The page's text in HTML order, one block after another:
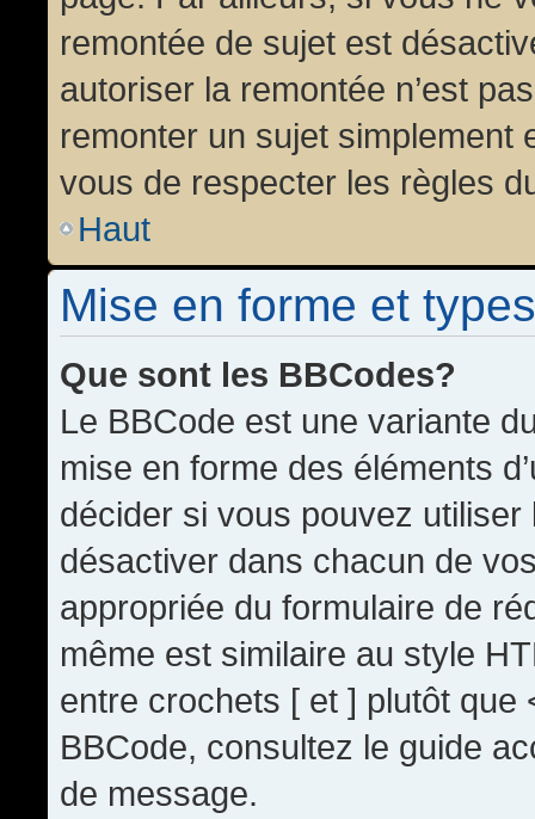
remontée de sujet est
autoriser la remontée n’est
remonter un sujet simplement
vous de respecter les règles
Haut
Mise en forme et
Que sont les BBCodes?
Le BBCode est une variante
mise en forme des éléments
décider si vous pouvez
désactiver dans chacun de
appropriée du formulaire de
même est similaire au style
entre crochets [ et ] plutôt que
BBCode, consultez le guide
de message.